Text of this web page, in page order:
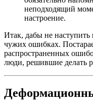
неподходящий
настроение.
Итак, дабы не наступить
чужих ошибках.
распространенных
люди, решившие делать